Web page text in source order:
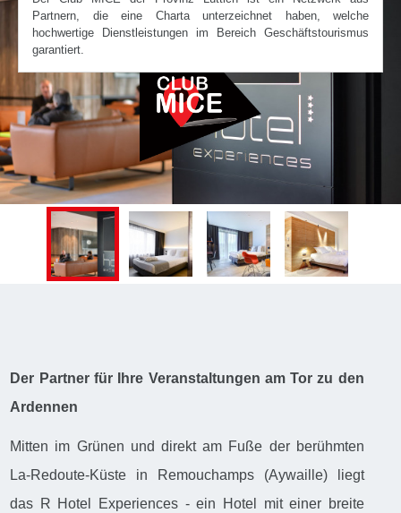
Partnern, die eine Charta unterzeichnet haben, welche
hochwertige Dienstleistungen im Bereich Geschäftstourismus
garantiert.
Der Partner für Ihre Veranstaltungen am Tor zu den
Ardennen
Mitten im Grünen und direkt am Fuße der berühmten
La-Redoute-Küste in Remouchamps (Aywaille) liegt
das R Hotel Experiences - ein Hotel mit einer breite